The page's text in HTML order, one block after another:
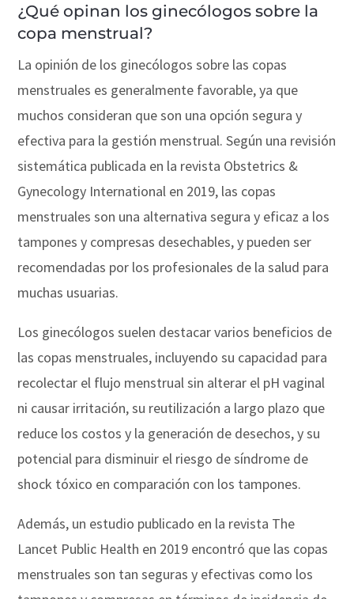
¿Qué opinan los ginecólogos sobre la
copa menstrual?
La opinión de los ginecólogos sobre las copas
menstruales es generalmente favorable, ya que
muchos consideran que son una opción segura y
efectiva para la gestión menstrual. Según una revisión
sistemática publicada en la revista Obstetrics &
Gynecology International en 2019, las copas
menstruales son una alternativa segura y eficaz a los
tampones y compresas desechables, y pueden ser
recomendadas por los profesionales de la salud para
muchas usuarias.
Los ginecólogos suelen destacar varios beneficios de
las copas menstruales, incluyendo su capacidad para
recolectar el flujo menstrual sin alterar el pH vaginal
ni causar irritación, su reutilización a largo plazo que
reduce los costos y la generación de desechos, y su
potencial para disminuir el riesgo de síndrome de
shock tóxico en comparación con los tampones.
Además, un estudio publicado en la revista The
Lancet Public Health en 2019 encontró que las copas
menstruales son tan seguras y efectivas como los